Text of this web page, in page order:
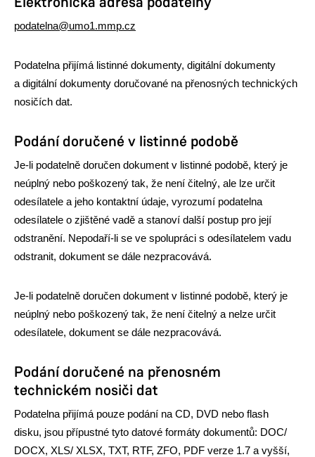
podatelna@umo1.mmp.cz
Podatelna přijímá listinné dokumenty, digitální dokumenty
a digitální dokumenty doručované na přenosných technických
nosičích dat.
Podání doručené v listinné podobě
Je-li podatelně doručen dokument v listinné podobě, který je
neúplný nebo poškozený tak, že není čitelný, ale lze určit
odesílatele a jeho kontaktní údaje, vyrozumí podatelna
odesílatele o zjištěné vadě a stanoví další postup pro její
odstranění. Nepodaří-li se ve spolupráci s odesílatelem vadu
odstranit, dokument se dále nezpracovává.
Je-li podatelně doručen dokument v listinné podobě, který je
neúplný nebo poškozený tak, že není čitelný a nelze určit
odesílatele, dokument se dále nezpracovává.
Podání doručené na přenosném
technickém nosiči dat
Podatelna přijímá pouze podání na CD, DVD nebo flash
disku, jsou přípustné tyto datové formáty dokumentů: DOC/
DOCX, XLS/ XLSX, TXT, RTF, ZFO, PDF verze 1.7 a vyšší,